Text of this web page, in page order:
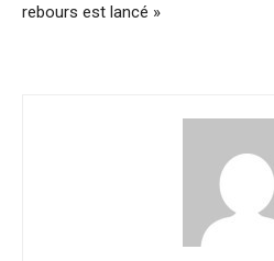
rebours est lancé »